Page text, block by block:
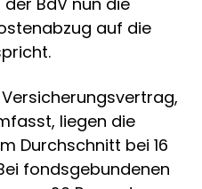
auf die
liegen die
Durchschnitt bei 16
fondsgebundenen